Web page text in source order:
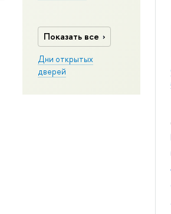
Показать все
Дни открытых
дверей